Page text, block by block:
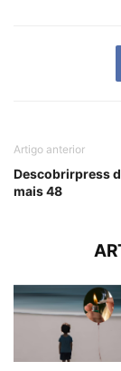
Artigo anterior
Descobrirpress
mais 48